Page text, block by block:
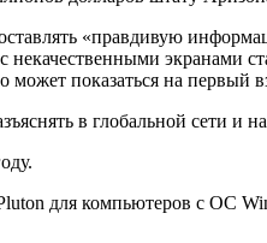
«правдивую
экранами
может показаться на
в глобальной сети и
для компьютеров с ОС